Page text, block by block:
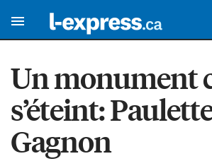
Un monument
s’éteint:
Gagnon